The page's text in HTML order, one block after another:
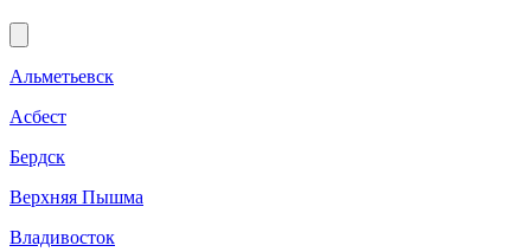
Альметьевск
Асбест
Бердск
Верхняя Пышма
Владивосток